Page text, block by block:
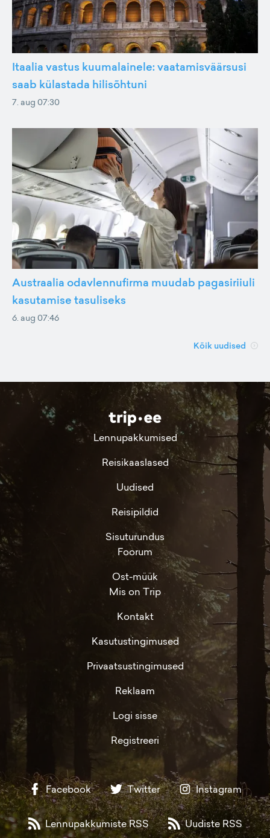
Itaalia vastus kuumalainele: vaatamisväärsusi
saab külastada hilisõhtuni
7. aug 07:30
Austraalia odavlennufirma muudab pagasiriiuli
kasutamise tasuliseks
6. aug 07:46
Kõik uudised
Lennupakkumised
Reisikaaslased
Uudised
Reisipildid
Sisuturundus
Foorum
Ost-müük
Mis on Trip
Kontakt
Kasutustingimused
Privaatsustingimused
Reklaam
Logi sisse
Registreeri
Facebook Twitter Instagram
Lennupakkumiste RSS Uudiste RSS